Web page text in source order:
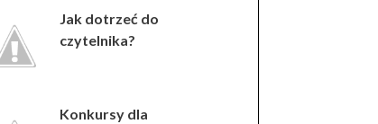
Jak dotrzeć do
czytelnika?
Konkursy dla